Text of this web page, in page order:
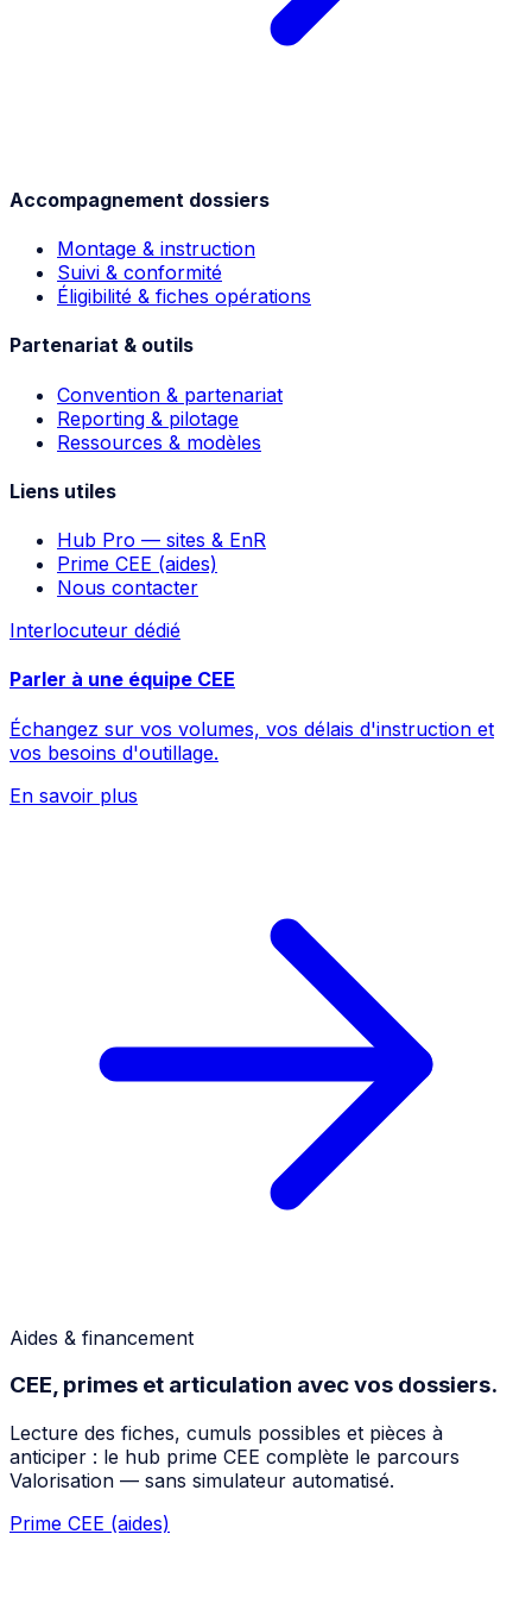
Accompagnement dossiers
Montage & instruction
Suivi & conformité
Éligibilité & fiches opérations
Partenariat & outils
Convention & partenariat
Reporting & pilotage
Ressources & modèles
Liens utiles
Hub Pro — sites & EnR
Prime CEE (aides)
Nous contacter
Interlocuteur dédié
Parler à une équipe CEE
Échangez sur vos volumes, vos délais d'instruction et
vos besoins d'outillage.
En savoir plus
Aides & financement
CEE, primes et articulation avec vos dossiers.
Lecture des fiches, cumuls possibles et pièces à
anticiper : le hub prime CEE complète le parcours
Valorisation — sans simulateur automatisé.
Prime CEE (aides)